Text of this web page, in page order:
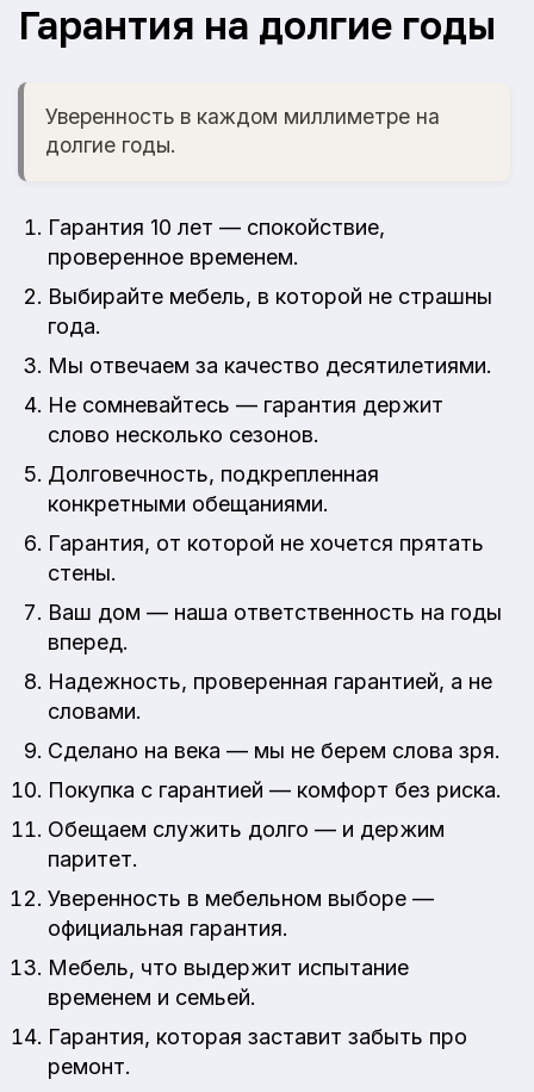
Гарантия на долгие годы
Уверенность в каждом миллиметре на
долгие годы.
Гарантия 10 лет — спокойствие,
проверенное временем.
Выбирайте мебель, в которой не страшны
года.
Мы отвечаем за качество десятилетиями.
Не сомневайтесь — гарантия держит
слово несколько сезонов.
Долговечность, подкрепленная
конкретными обещаниями.
Гарантия, от которой не хочется прятать
стены.
Ваш дом — наша ответственность на годы
вперед.
Надежность, проверенная гарантией, а не
словами.
Сделано на века — мы не берем слова зря.
Покупка с гарантией — комфорт без риска.
Обещаем служить долго — и держим
паритет.
Уверенность в мебельном выборе —
официальная гарантия.
Мебель, что выдержит испытание
временем и семьей.
Гарантия, которая заставит забыть про
ремонт.